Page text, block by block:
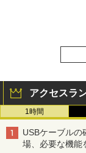
アクセスラ
1時間
USBケーブルの
場、必要な機能